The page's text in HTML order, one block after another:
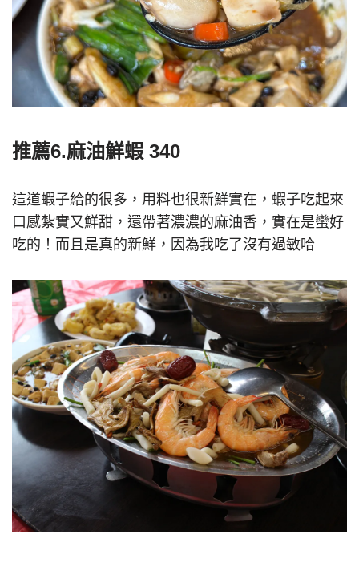
推薦6.麻油鮮蝦 340
這道蝦子給的很多，用料也很新鮮實在，蝦子吃起來
口感紮實又鮮甜，還帶著濃濃的麻油香，實在是蠻好
吃的！而且是真的新鮮，因為我吃了沒有過敏哈